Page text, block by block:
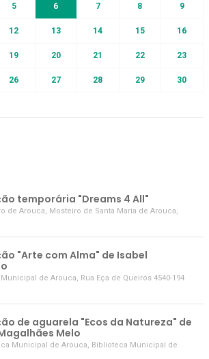
5 6 7 8 9
12 13 14 15 16
19 20 21 22 23
26 27 28 29 30
temporária "Dreams 4 All"
de Arouca, Mosteiro de Santa Maria de Arouca,
"Arte com Alma" de Isabel
de Arouca, Rua Eça de Queirós 4540-194
de aguarela "Ecos da Natureza" de
Melo
Municipal de Arouca, Biblioteca Municipal de